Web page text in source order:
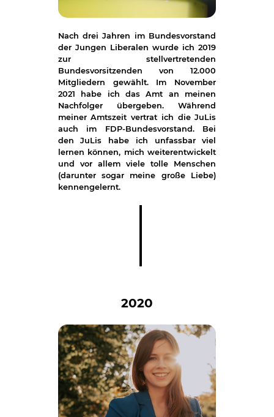
Nach drei Jahren im Bundesvorstand
der Jungen Liberalen wurde ich 2019
zur stellvertretenden
Bundesvorsitzenden von 12.000
Mitgliedern gewählt. Im November
2021 habe ich das Amt an meinen
Nachfolger übergeben. Während
meiner Amtszeit vertrat ich die JuLis
auch im FDP-Bundesvorstand. Bei
den JuLis habe ich unfassbar viel
lernen können, mich weiterentwickelt
und vor allem viele tolle Menschen
(darunter sogar meine große Liebe)
kennengelernt.
2020